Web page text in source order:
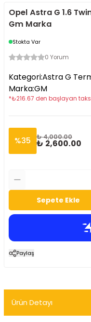
Opel Astra G 1.6
Gm Marka
Stokta Var
0 Yorum
Kategori:Astra G
Marka:GM
*₺216.67 den başlayan
%35 ₺ 4,000.00
₺ 2,600.00
Sepete Ekle
Paylaş
Ürün Detayı